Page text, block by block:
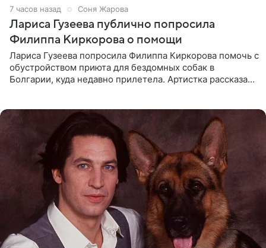
7 часов назад Соня Жарова
Лариса Гузеева публично попросила
Филиппа Киркорова о помощи
Лариса Гузеева попросила Филиппа Киркорова помочь с
обустройством приюта для бездомных собак в
Болгарии, куда недавно прилетела. Артистка рассказала